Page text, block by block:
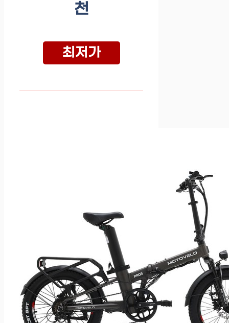
천
최저가